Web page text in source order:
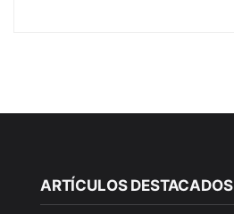
ARTÍCULOS DESTACADOS